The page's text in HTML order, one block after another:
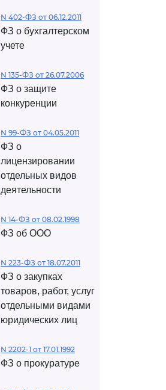
N 402-ФЗ от 06.12.2011
ФЗ о бухгалтерском
учете
N 135-ФЗ от 26.07.2006
ФЗ о защите
конкуренции
N 99-ФЗ от 04.05.2011
ФЗ о
лицензировании
отдельных видов
деятельности
N 14-ФЗ от 08.02.1998
ФЗ об ООО
N 223-ФЗ от 18.07.2011
ФЗ о закупках
товаров, работ, услуг
отдельными видами
юридических лиц
N 2202-1 от 17.01.1992
ФЗ о прокуратуре